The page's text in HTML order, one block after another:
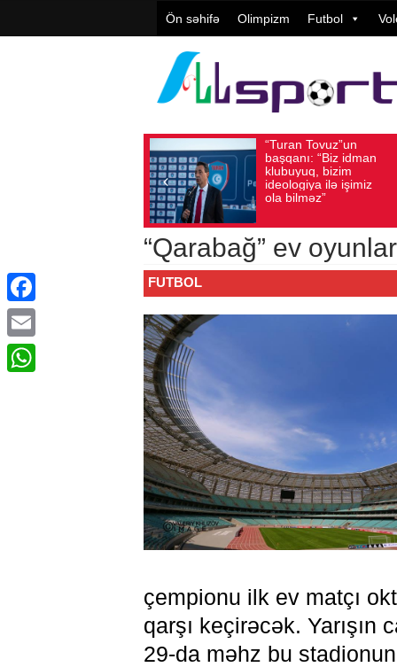
Ön səhifə Olimpizm Futbol
başqanı: “Biz idman
klubuyuq, bizim
ideologiya ilə işimiz
Vüqar
yüksək
Baxış
Avqust 05, 2026
“Qarabağ” ev
FUTBOL
çempionu ilk ev matçı
qarşı keçirəcək.
29-da məhz bu
Facebook
Email